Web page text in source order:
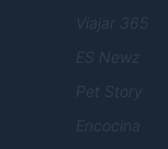
Viajar 365
ES Newz
Pet Story
Encocina